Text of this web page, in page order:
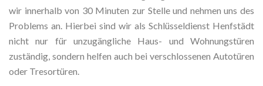
wir innerhalb von 30 Minuten zur Stelle und nehmen uns des
Problems an. Hierbei sind wir als Schlüsseldienst Henfstädt
nicht nur für unzugängliche Haus- und Wohnungstüren
zuständig, sondern helfen auch bei verschlossenen Autotüren
oder Tresortüren.